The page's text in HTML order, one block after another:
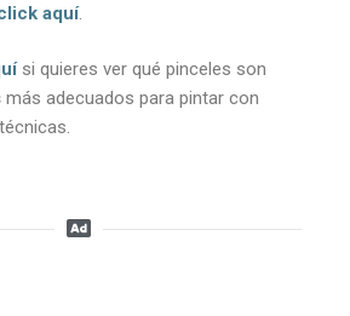
aquí.
si quieres ver qué pinceles son
más adecuados para pintar con